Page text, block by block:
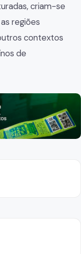
criam-se
regiões
contextos
de